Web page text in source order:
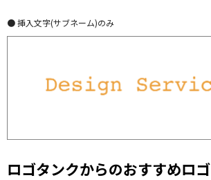
● 挿入文字(サブネーム)のみ
ロゴタンクからのおすすめロゴ